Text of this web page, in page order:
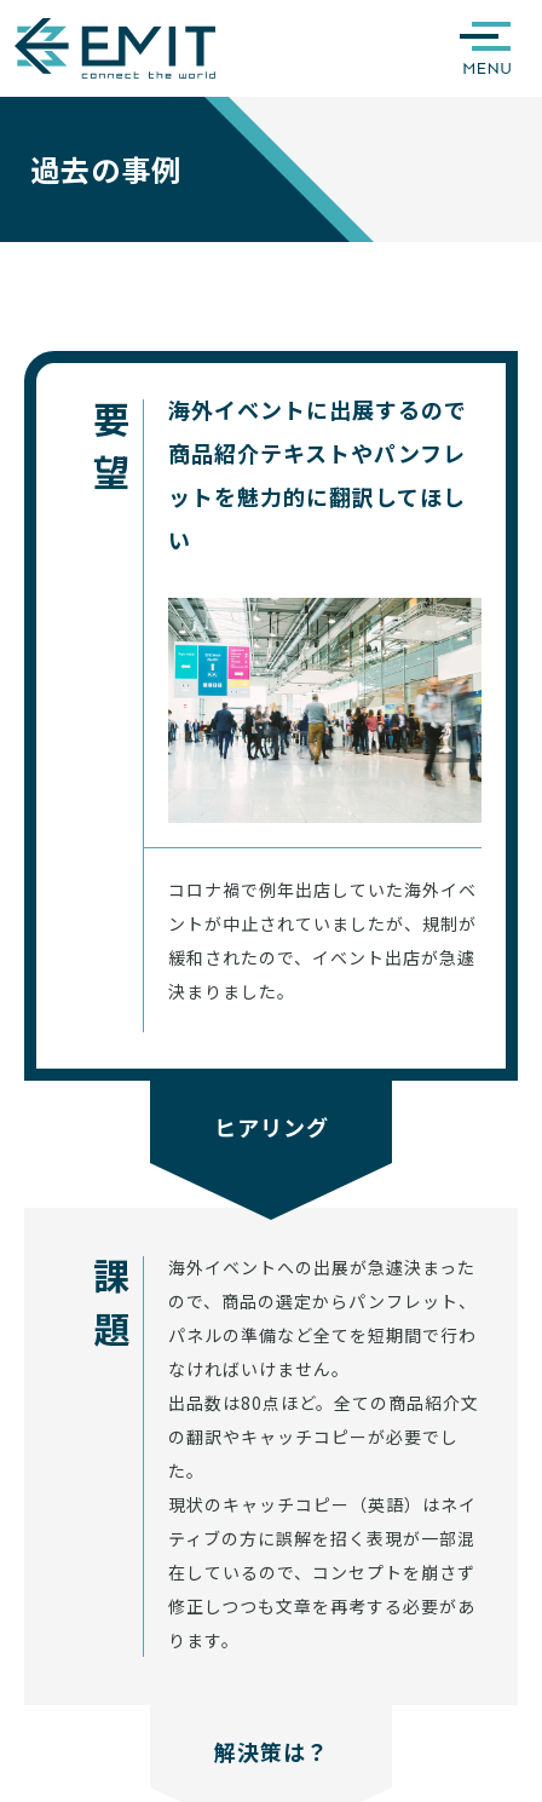
過去の事例
要望
海外イベントに出展するので
商品紹介テキストやパンフレ
ットを魅力的に翻訳してほし
い
コロナ禍で例年出店していた海外イベ
ントが中止されていましたが、規制が
緩和されたので、イベント出店が急遽
決まりました。
ヒアリング
課題
海外イベントへの出展が急遽決まった
ので、商品の選定からパンフレット、
パネルの準備など全てを短期間で行わ
なければいけません。
出品数は80点ほど。全ての商品紹介文
の翻訳やキャッチコピーが必要でし
た。
現状のキャッチコピー（英語）はネイ
ティブの方に誤解を招く表現が一部混
在しているので、コンセプトを崩さず
修正しつつも文章を再考する必要があ
ります。
解決策は？